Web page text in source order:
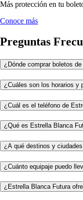
Más protección en tu
Conoce más
Preguntas
¿Dónde comprar boletos
¿Cuáles son los horarios y
¿Cuál es el teléfono de
¿Qué es Estrella Blanca
¿A qué destinos y
¿Cuánto equipaje puedo
¿Estrella Blanca Futura